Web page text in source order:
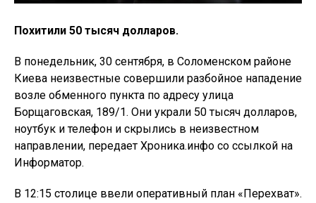
Похитили 50 тысяч долларов.
В понедельник, 30 сентября, в Соломенском районе
Киева неизвестные совершили разбойное нападение
возле обменного пункта по адресу улица
Борщаговская, 189/1. Они украли 50 тысяч долларов,
ноутбук и телефон и скрылись в неизвестном
направлении, передает Хроника.инфо со ссылкой на
Информатор.
В 12:15 столице ввели оперативный план «Перехват».